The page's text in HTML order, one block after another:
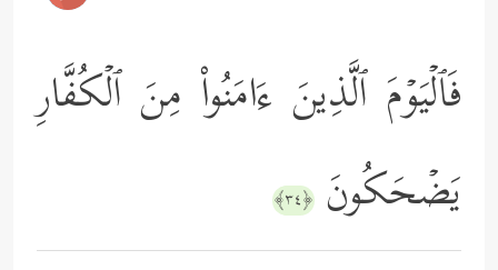
فَٱلۡیَوۡمَ ٱلَّذِینَ ءَامَنُواْ مِنَ ٱلۡكُفَّارِ
یَضۡحَكُونَ ﴿٣٤﴾